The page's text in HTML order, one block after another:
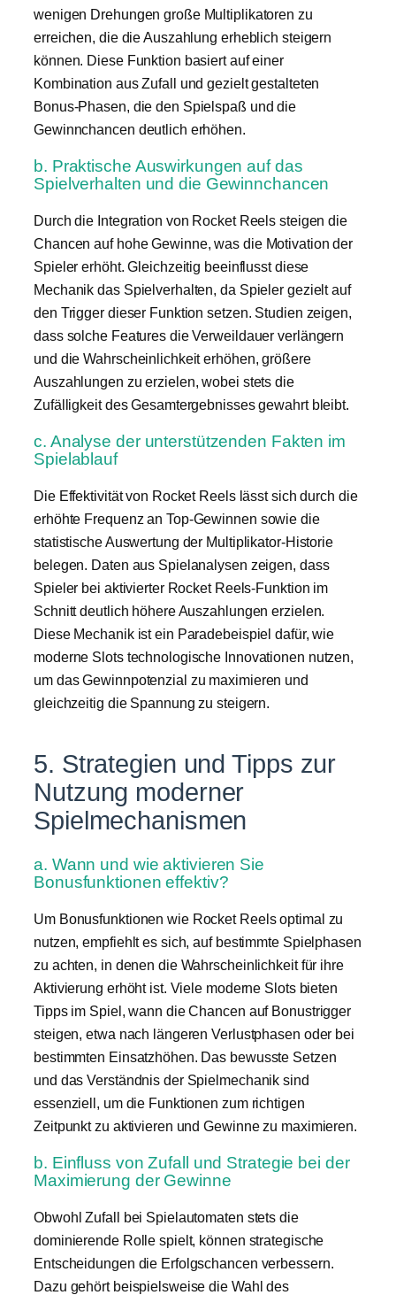
wenigen Drehungen große Multiplikatoren zu
erreichen, die die Auszahlung erheblich steigern
können. Diese Funktion basiert auf einer
Kombination aus Zufall und gezielt gestalteten
Bonus-Phasen, die den Spielspaß und die
Gewinnchancen deutlich erhöhen.
b. Praktische Auswirkungen auf das
Spielverhalten und die Gewinnchancen
Durch die Integration von Rocket Reels steigen die
Chancen auf hohe Gewinne, was die Motivation der
Spieler erhöht. Gleichzeitig beeinflusst diese
Mechanik das Spielverhalten, da Spieler gezielt auf
den Trigger dieser Funktion setzen. Studien zeigen,
dass solche Features die Verweildauer verlängern
und die Wahrscheinlichkeit erhöhen, größere
Auszahlungen zu erzielen, wobei stets die
Zufälligkeit des Gesamtergebnisses gewahrt bleibt.
c. Analyse der unterstützenden Fakten im
Spielablauf
Die Effektivität von Rocket Reels lässt sich durch die
erhöhte Frequenz an Top-Gewinnen sowie die
statistische Auswertung der Multiplikator-Historie
belegen. Daten aus Spielanalysen zeigen, dass
Spieler bei aktivierter Rocket Reels-Funktion im
Schnitt deutlich höhere Auszahlungen erzielen.
Diese Mechanik ist ein Paradebeispiel dafür, wie
moderne Slots technologische Innovationen nutzen,
um das Gewinnpotenzial zu maximieren und
gleichzeitig die Spannung zu steigern.
5. Strategien und Tipps zur
Nutzung moderner
Spielmechanismen
a. Wann und wie aktivieren Sie
Bonusfunktionen effektiv?
Um Bonusfunktionen wie Rocket Reels optimal zu
nutzen, empfiehlt es sich, auf bestimmte Spielphasen
zu achten, in denen die Wahrscheinlichkeit für ihre
Aktivierung erhöht ist. Viele moderne Slots bieten
Tipps im Spiel, wann die Chancen auf Bonustrigger
steigen, etwa nach längeren Verlustphasen oder bei
bestimmten Einsatzhöhen. Das bewusste Setzen
und das Verständnis der Spielmechanik sind
essenziell, um die Funktionen zum richtigen
Zeitpunkt zu aktivieren und Gewinne zu maximieren.
b. Einfluss von Zufall und Strategie bei der
Maximierung der Gewinne
Obwohl Zufall bei Spielautomaten stets die
dominierende Rolle spielt, können strategische
Entscheidungen die Erfolgschancen verbessern.
Dazu gehört beispielsweise die Wahl des